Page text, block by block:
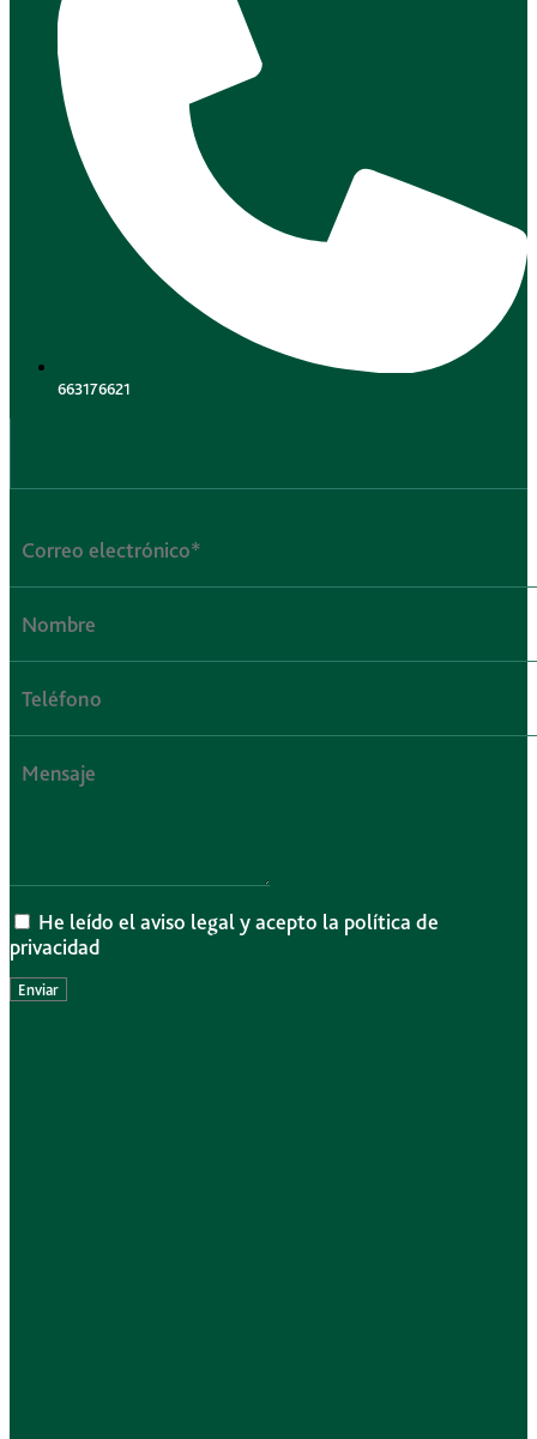
663176621
He leído el aviso legal y acepto la política de
privacidad
Enviar